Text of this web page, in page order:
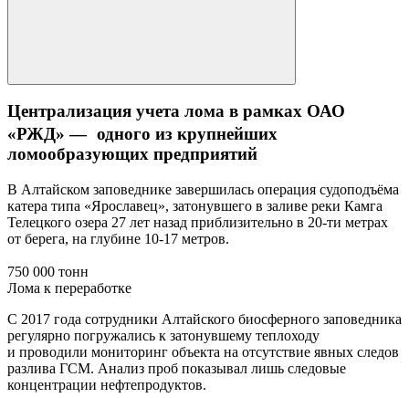
Централизация учета лома в рамках ОАО
«РЖД» — одного из крупнейших
ломообразующих предприятий
В Алтайском заповеднике завершилась операция судоподъёма
катера типа «Ярославец», затонувшего в заливе реки Камга
Телецкого озера 27 лет назад приблизительно в 20-ти метрах
от берега, на глубине 10-17 метров.
750 000 тонн
Лома к переработке
С 2017 года сотрудники Алтайского биосферного заповедника
регулярно погружались к затонувшему теплоходу
и проводили мониторинг объекта на отсутствие явных следов
разлива ГСМ. Анализ проб показывал лишь следовые
концентрации нефтепродуктов.